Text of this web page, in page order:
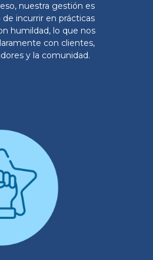
nuestra gestión es
incurrir en prácticas
humildad, lo que nos
con clientes,
y la comunidad.